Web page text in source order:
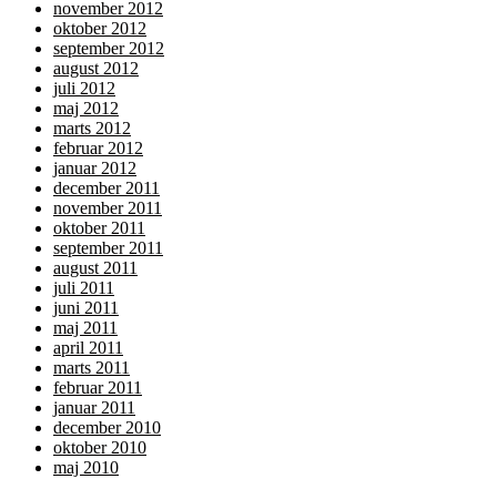
november 2012
oktober 2012
september 2012
august 2012
juli 2012
maj 2012
marts 2012
februar 2012
januar 2012
december 2011
november 2011
oktober 2011
september 2011
august 2011
juli 2011
juni 2011
maj 2011
april 2011
marts 2011
februar 2011
januar 2011
december 2010
oktober 2010
maj 2010